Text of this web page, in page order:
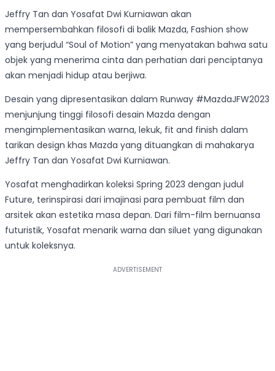
Jeffry Tan dan Yosafat Dwi Kurniawan akan
mempersembahkan filosofi di balik Mazda, Fashion show
yang berjudul “Soul of Motion” yang menyatakan bahwa satu
objek yang menerima cinta dan perhatian dari penciptanya
akan menjadi hidup atau berjiwa.
Desain yang dipresentasikan dalam Runway #MazdaJFW2023
menjunjung tinggi filosofi desain Mazda dengan
mengimplementasikan warna, lekuk, fit and finish dalam
tarikan design khas Mazda yang dituangkan di mahakarya
Jeffry Tan dan Yosafat Dwi Kurniawan.
Yosafat menghadirkan koleksi Spring 2023 dengan judul
Future, terinspirasi dari imajinasi para pembuat film dan
arsitek akan estetika masa depan. Dari film-film bernuansa
futuristik, Yosafat menarik warna dan siluet yang digunakan
untuk koleksnya.